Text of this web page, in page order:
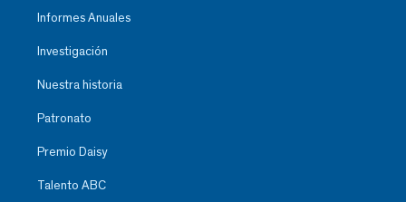
Informes Anuales
Investigación
Nuestra historia
Patronato
Premio Daisy
Talento ABC